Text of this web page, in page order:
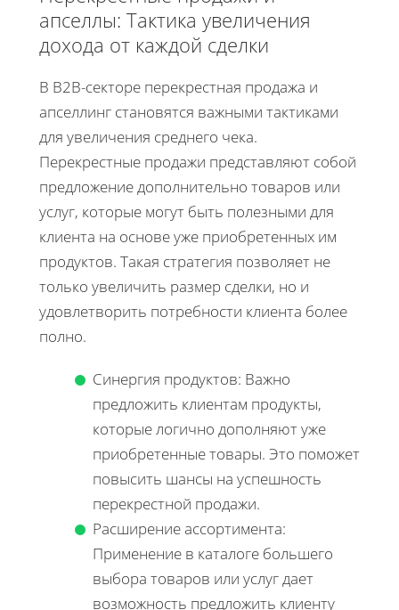
апселлы: Тактика увеличения
дохода от каждой сделки
В B2B-секторе перекрестная продажа и
апселлинг становятся важными тактиками
для увеличения среднего чека.
Перекрестные продажи представляют собой
предложение дополнительно товаров или
услуг, которые могут быть полезными для
клиента на основе уже приобретенных им
продуктов. Такая стратегия позволяет не
только увеличить размер сделки, но и
удовлетворить потребности клиента более
полно.
Синергия продуктов: Важно
предложить клиентам продукты,
которые логично дополняют уже
приобретенные товары. Это поможет
повысить шансы на успешность
перекрестной продажи.
Расширение ассортимента:
Применение в каталоге большего
выбора товаров или услуг дает
возможность предложить клиенту